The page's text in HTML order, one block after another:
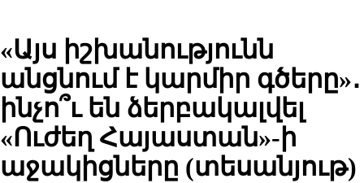
«Այս իշխանությունն
անցնում է կարմիր գծերը»․
ինչո՞ւ են ձերբակալվել
«Ուժեղ Հայաստան»-ի
աջակիցները (տեսանյութ)